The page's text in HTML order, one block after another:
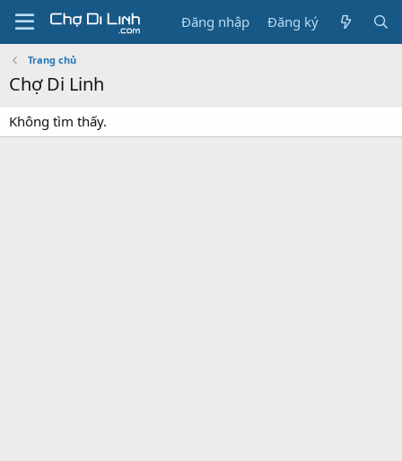
Đăng nhập Đăng ký
Trang chủ
Chợ Di Linh
Không tìm thấy.